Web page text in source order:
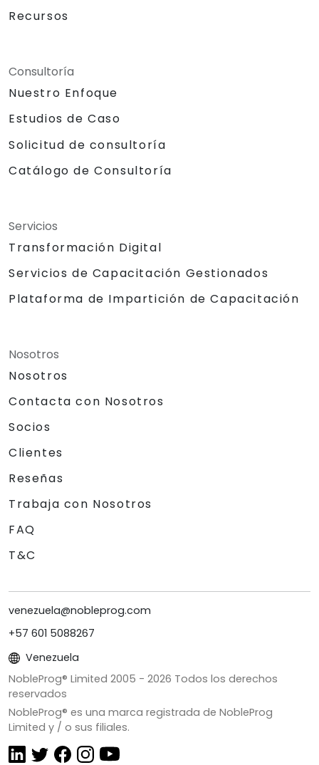
Recursos
Consultoría
Nuestro Enfoque
Estudios de Caso
Solicitud de consultoría
Catálogo de Consultoría
Servicios
Transformación Digital
Servicios de Capacitación Gestionados
Plataforma de Impartición de Capacitación
Nosotros
Nosotros
Contacta con Nosotros
Socios
Clientes
Reseñas
Trabaja con Nosotros
FAQ
T&C
venezuela@nobleprog.com
+57 601 5088267
Venezuela
NobleProg® Limited 2005 - 2026 Todos los derechos
reservados
NobleProg® es una marca registrada de NobleProg
Limited y / o sus filiales.